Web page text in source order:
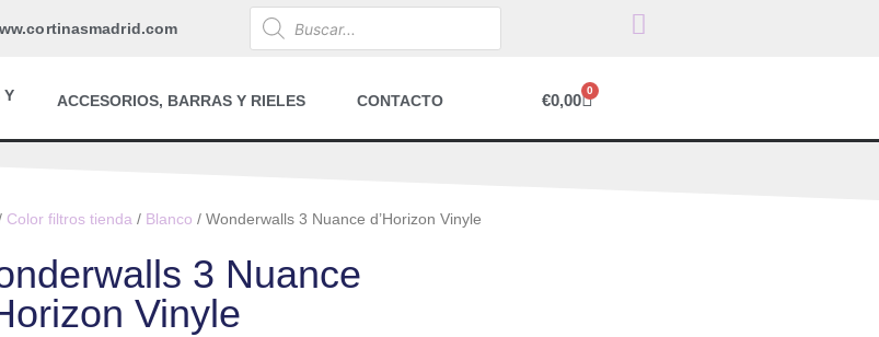
Y
ACCESORIOS, BARRAS Y RIELES CONTACTO €0,00 0
Color filtros tienda / Blanco / Wonderwalls 3 Nuance d’Horizon Vinyle
3 Nuance
Vinyle